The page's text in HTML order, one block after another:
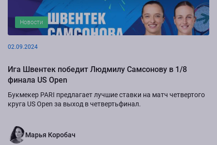
Новости
02.09.2024
Ига Швентек победит Людмилу Самсонову в 1/8
финала US Open
Букмекер PARI предлагает лучшие ставки на матч четвертого
круга US Open за выход в четвертьфинал.
Марья Коробач